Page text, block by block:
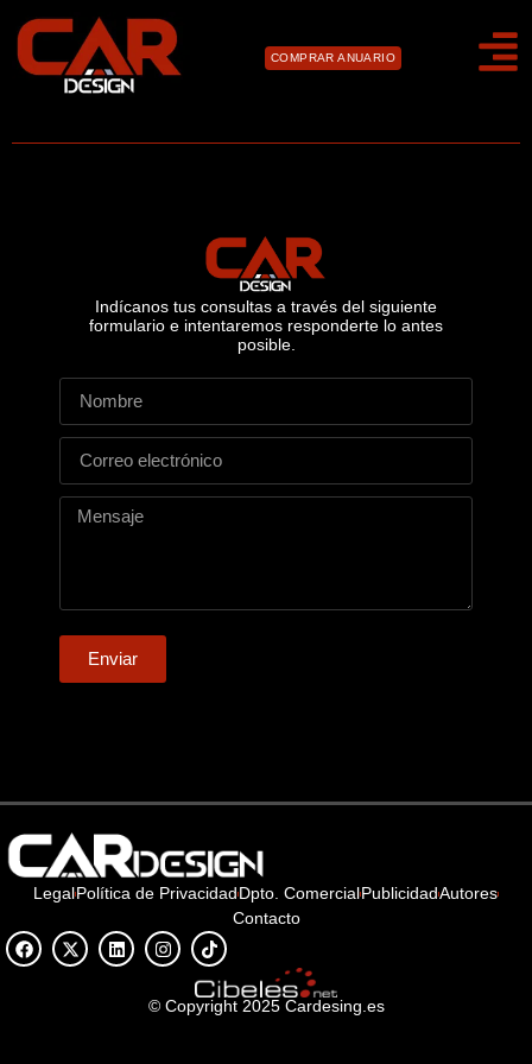
COMPRAR ANUARIO
Indícanos tus consultas a través del siguiente
formulario e intentaremos responderte lo antes
posible.
Enviar
LegalPolítica de PrivacidadDpto. ComercialPublicidadAutores
Contacto
© Copyright 2025 Cardesing.es